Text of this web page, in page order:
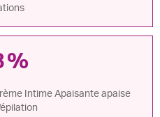
Intime Apaisante apaise